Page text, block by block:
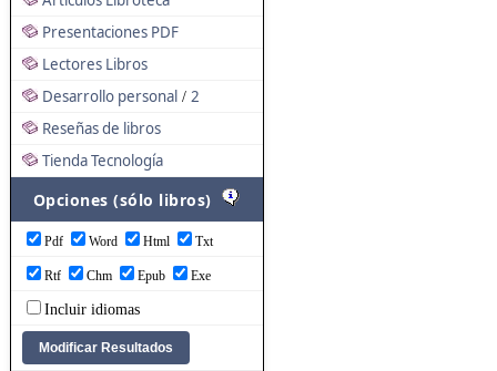
Presentaciones PDF
Lectores Libros
Desarrollo personal / 2
Reseñas de libros
Tienda Tecnología
Opciones (sólo libros)
Pdf Word Html Txt
Rtf Chm Epub Exe
Incluir idiomas